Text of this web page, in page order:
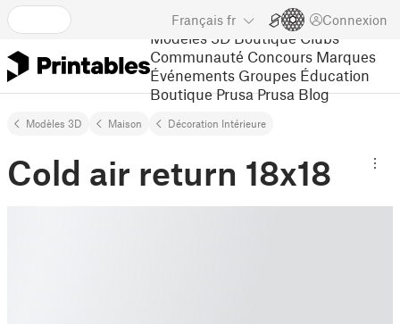
Français fr Connexion
Modèles 3D Boutique Clubs
Communauté Concours Marques
Événements Groupes Éducation
Boutique Prusa Prusa Blog
Modèles 3D Maison Décoration Intérieure
Cold air return 18x18